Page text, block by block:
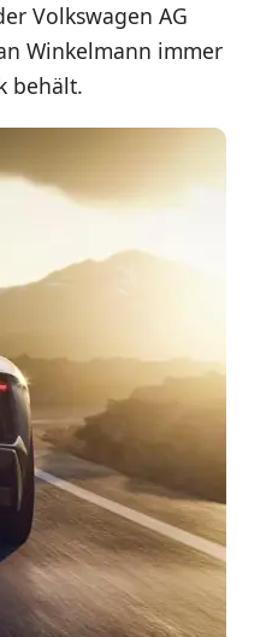
Volkswagen AG
Winkelmann immer
behält.